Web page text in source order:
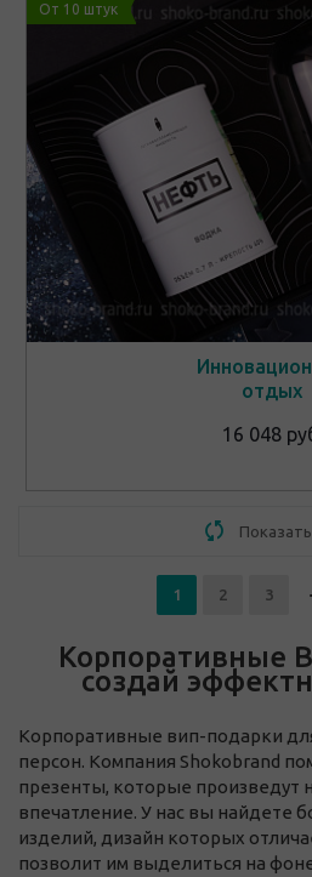
От 10 штук
отдых
16 048
1 2 3
Корпоративные
создай
Корпоративные вип-подарки
персон. Компания Shokobrand
презенты, которые произведут
впечатление. У нас вы найдете
изделий, дизайн которых
позволит им выделиться на